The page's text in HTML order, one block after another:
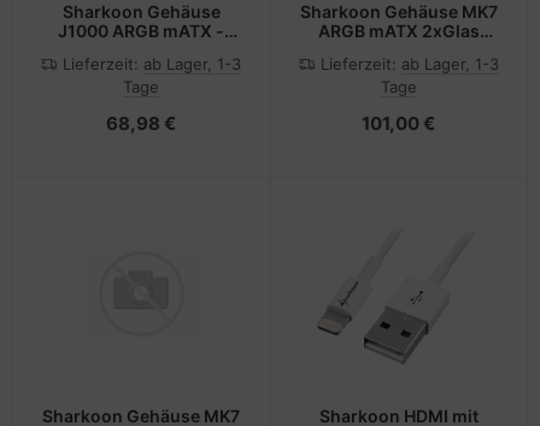
Sharkoon Gehäuse
J1000 ARGB mATX -
Lieferzeit: ab Lager, 1-3
Tage
68,98 €
Sharkoon Gehäuse MK7
ARGB mATX 2xGlas
Lieferzeit: ab Lager, 1-3
Tage
101,00 €
Sharkoon Gehäuse MK7
Sharkoon HDMI mit